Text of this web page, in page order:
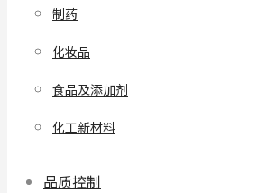
制药
化妆品
食品及添加剂
化工新材料
品质控制